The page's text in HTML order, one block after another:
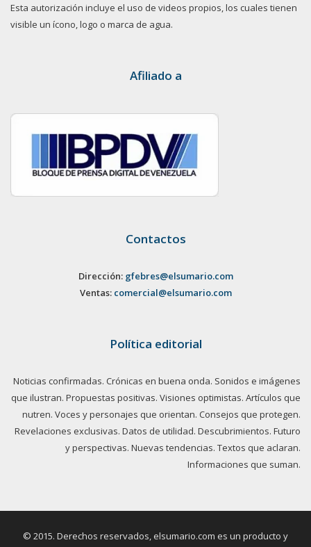
Esta autorización incluye el uso de videos propios, los cuales tienen
visible un ícono, logo o marca de agua.
Afiliado a
Contactos
Dirección: gfebres@elsumario.com
Ventas: comercial@elsumario.com
Política editorial
Noticias confirmadas. Crónicas en buena onda. Sonidos e imágenes
que ilustran. Propuestas positivas. Visiones optimistas. Artículos que
nutren. Voces y personajes que orientan. Consejos que protegen.
Revelaciones exclusivas. Datos de utilidad. Descubrimientos. Futuro
y perspectivas. Nuevas tendencias. Textos que aclaran.
Informaciones que suman.
© 2015. Derechos reservados, elsumario.com es un producto y